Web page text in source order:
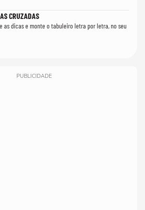
CRUZADAS
as dicas e monte o tabuleiro letra por letra, no seu
PUBLICIDADE